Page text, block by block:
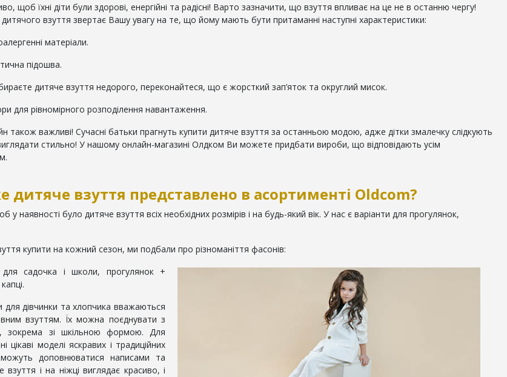
щоб їхні діти були здорові, енергійні та радісні! Варто зазначити, що взуття впливає на це не в останню чергу!
взуття звертає Вашу увагу на те, що йому мають бути притаманні наступні характеристики:
матеріали.
підошва.
дитяче взуття недорого, переконайтеся, що є жорсткий зап’яток та округлий мисок.
для рівномірного розподілення навантаження.
також важливі! Сучасні батьки прагнуть купити дитяче взуття за останньою модою, адже дітки змалечку слідкують
стильно! У нашому онлайн-магазині Олдком Ви можете придбати вироби, що відповідають усім
дитяче взуття представлено в асортименті Oldcom?
наявності було дитяче взуття всіх необхідних розмірів і на будь-який вік. У нас є варіанти для прогулянок,
купити на кожний сезон, ми подбали про різноманіття фасонів:
для садочка і школи, прогулянок +
для дівчинки та хлопчика вважаються
взуттям. Їх можна поєднувати з
зокрема зі шкільною формою. Для
цікаві моделі яскравих і традиційних
можуть доповнюватися написами та
і на ніжці виглядає красиво, і